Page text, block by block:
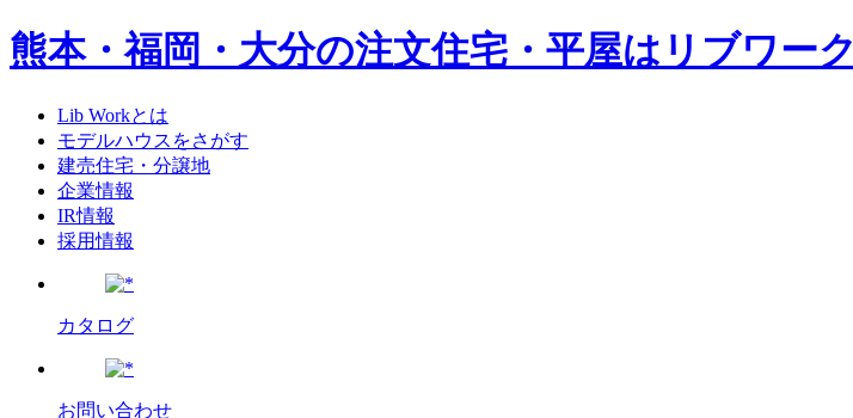
熊本・福岡・大分の注文住宅・平屋はリブワーク
Lib Workとは
モデルハウスをさがす
建売住宅・分譲地
企業情報
IR情報
採用情報
カタログ
お問い合わせ